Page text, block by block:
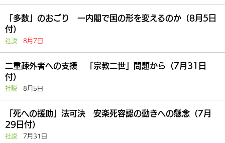
「多数」のおごり 一内閣で国の形を変えるのか（8月5日
付）
社説 8月7日
二重疎外者への支援 「宗教二世」問題から（7月31日
付）
社説 8月5日
「死への援助」法可決 安楽死容認の動きへの懸念（7月
29日付）
社説 7月31日